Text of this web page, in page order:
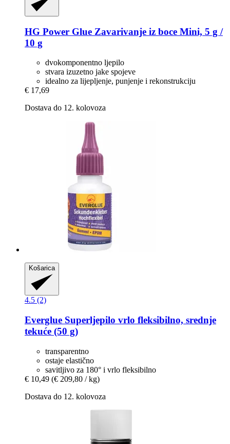
HG Power Glue Zavarivanje iz boce Mini, 5 g /
10 g
dvokomponentno ljepilo
stvara izuzetno jake spojeve
idealno za lijepljenje, punjenje i rekonstrukciju
€ 17,69
Dostava do 12. kolovoza
Košarica
4.5 (2)
Everglue Superljepilo vrlo fleksibilno, srednje
tekuće (50 g)
transparentno
ostaje elastično
savitljivo za 180° i vrlo fleksibilno
€ 10,49 (€ 209,80 / kg)
Dostava do 12. kolovoza